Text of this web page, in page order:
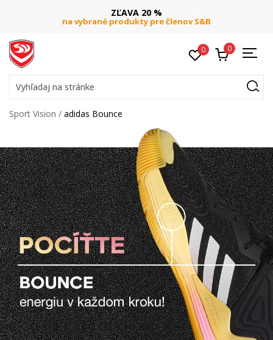
ZĽAVA 20 %
na vybrané produkty pre členov S&B
0 0
Vyhľadaj na stránke
Sport Vision adidas Bounce